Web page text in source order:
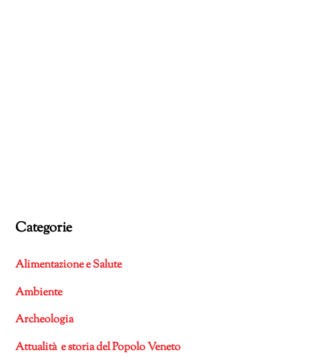
Categorie
Alimentazione e Salute
Ambiente
Archeologia
Attualità e storia del Popolo Veneto